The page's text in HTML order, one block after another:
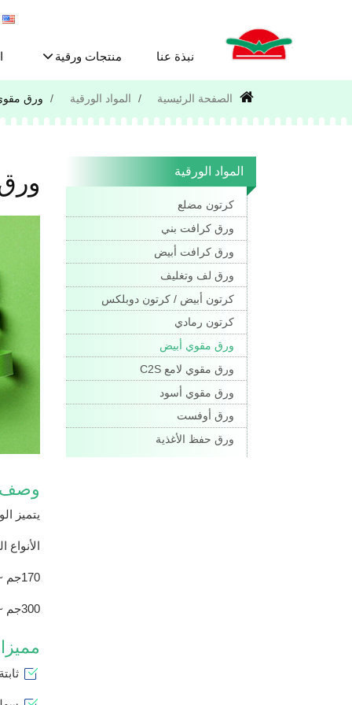
نبذة عنا منتجات ورقية
الصفحة الرئيسية المواد الورقية ورق
وصف
يتميز
الأنواع الشائعة: 170جم، 190جم،
170جم ~250جم: يستخدم للأكياس الورقية
300جم ~400جم: يستخدم لتاق التعليق والبطائق الملونة والعلب المطوية وعلب الأطعمة وعلب الكيك وغيرها.
المواد الورقية
كرتون مضلع
ورق كرافت بني
ورق كرافت أبيض
ورق لف وتغليف
كرتون أبيض / كرتون دوبلكس
كرتون رمادي
ورق مقوي أبيض
ورق مقوي لامع C2S
ورق مقوي أسود
ورق أوفست
ورق حفظ الأغذية